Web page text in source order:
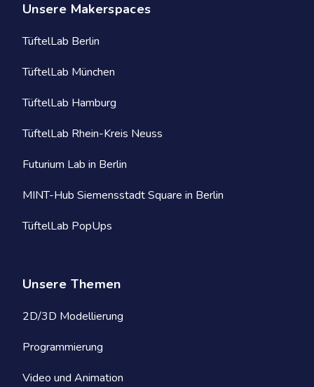
Unsere Makerspaces
TüftelLab Berlin
TüftelLab München
TüftelLab Hamburg
TüftelLab Rhein-Kreis Neuss
Futurium Lab in Berlin
MINT-Hub Siemensstadt Square in Berlin
TüftelLab PopUps
Unsere Themen
2D/3D Modellierung
Programmierung
Video und Animation